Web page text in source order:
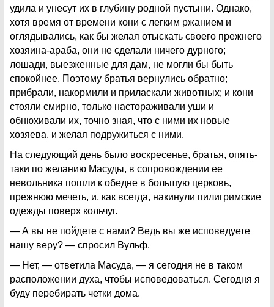
удила и унесут их в глубину родной пустыни. Однако,
хотя время от времени кони с легким ржанием и
оглядывались, как бы желая отыскать своего прежнего
хозяина-араба, они не сделали ничего дурного;
лошади, выезженные для дам, не могли бы быть
спокойнее. Поэтому братья вернулись обратно;
прибрали, накормили и приласкали животных; и кони
стояли смирно, только настораживали уши и
обнюхивали их, точно зная, что с ними их новые
хозяева, и желая подружиться с ними.
На следующий день было воскресенье, братья, опять-
таки по желанию Масуды, в сопровождении ее
невольника пошли к обедне в большую церковь,
прежнюю мечеть, и, как всегда, накинули пилигримские
одежды поверх кольчуг.
— А вы не пойдете с нами? Ведь вы же исповедуете
нашу веру? — спросил Вульф.
— Нет, — ответила Масуда, — я сегодня не в таком
расположении духа, чтобы исповедоваться. Сегодня я
буду перебирать четки дома.